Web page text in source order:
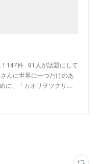
147件 · 91人が話題にして
んに世界に一つだけのあ
に、「カオリヲツクリ…